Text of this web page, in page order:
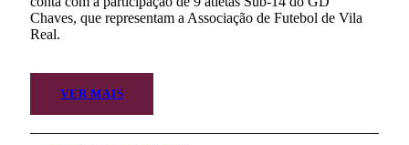
Chaves, que representam a Associação de Futebol de Vila
Real.
VER MAIS